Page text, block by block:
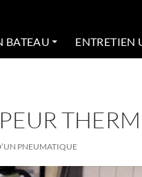
BATEAU ENTRETIEN
PNEUMATIQUE